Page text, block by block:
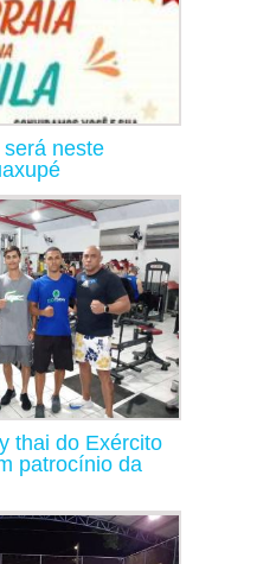
neste
thai do Exército
patrocínio da